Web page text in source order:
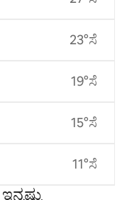
23°ಸೆ
19°ಸೆ
15°ಸೆ
11°ಸೆ